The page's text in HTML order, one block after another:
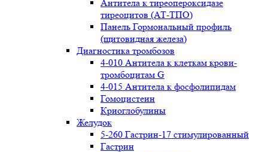
Антитела к тиреопероксидазе
тиреоцитов (АТ-ТПО)
Панель Гормональный профиль
(щитовидная железа)
Диагностика тромбозов
4-010 Антитела к клеткам крови-
тромбоцитам G
4-015 Антитела к фосфолипидам
Гомоцистеин
Криоглобулины
Желудок
5-260 Гастрин-17 стимулированный
Гастрин